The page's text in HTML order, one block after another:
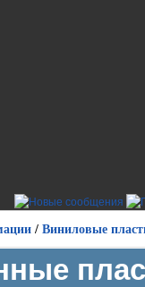
/ Виниловые